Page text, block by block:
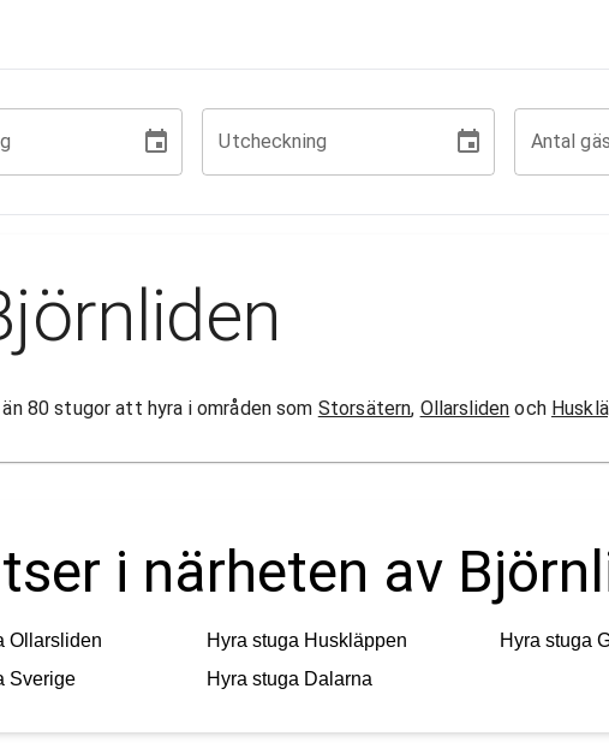
Utcheckning Antal
80 stugor att hyra i områden som Storsätern, Ollarsliden och
i närheten av
Ollarsliden Hyra stuga Huskläppen Hyra stuga
Sverige Hyra stuga Dalarna